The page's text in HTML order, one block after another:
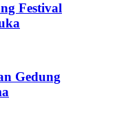
Festival
Gedung